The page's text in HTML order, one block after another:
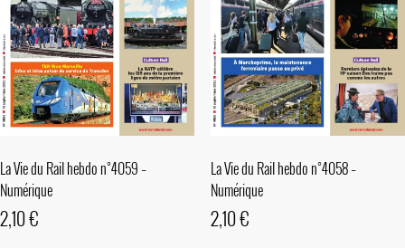
La Vie du Rail hebdo n°4059 –
Numérique
2,10€
La Vie du Rail hebdo n°4058 –
Numérique
2,10€